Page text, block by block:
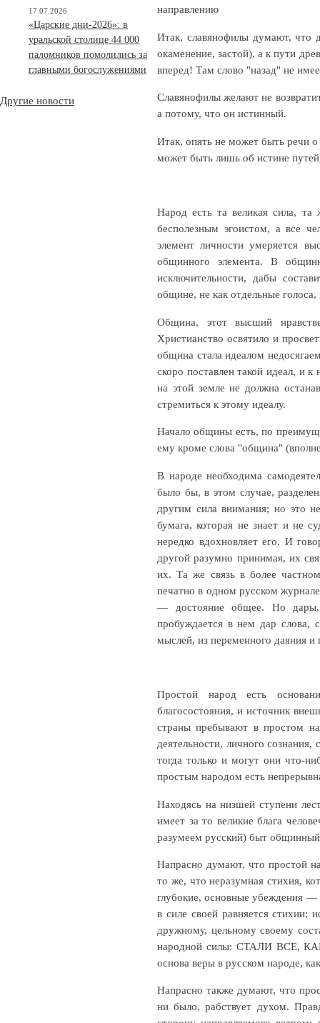
направлению
Итак, славянофилы думают,
окаменение, застой), а к пути
вперед! Там слово "назад" не
Славянофилы желают не
а потому, что он истинный.
Итак, опять не может быть речи
может быть лишь об истине
Народ есть та великая сила,
бесполезным эгоистом, а все
элемент личности умеряется
общинного элемента. В
исключительности, дабы
общине, не как отдельные голоса,
Община, этот высший
Христианство освятило и
община стала идеалом
скоро поставлен такой идеал, и
на этой земле не должна
стремиться к этому идеалу.
Начало общины есть, по
ему кроме слова "община"
В народе необходима
было бы, в этом случае,
другим сила внимания; но это
бумага, которая не знает и не
нередко вдохновляет его. И
другой разумно принимая, их
их. Та же связь в более
печатно в одном русском
— достояние общее. Но дары,
пробуждается в нем дар слова,
мыслей, из переменного даяния
Простой народ есть
благосостояния, и источник
страны пребывают в простом
деятельности, личного
тогда только и могут они что-
простым народом есть
Находясь на низшей ступени
имеет за то великие блага
разумеем русский) быт
Напрасно думают, что простой
то же, что неразумная стихия,
глубокие, основные убеждения
в силе своей равняется стихии;
дружному, цельному своему
народной силы: СТАЛИ ВСЕ,
основа веры в русском народе,
Напрасно также думают, что
ни было, рабствует духом.
«Царские дни-2026»: в
уральской столице 44 000
паломников помолились за
главными богослужениями
17.07.2026
Другие новости